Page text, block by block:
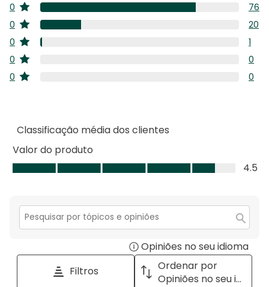
0
estrelas
76
76
com
5
0
estrelas
20
20
com
4
0
estrelas
1
1
com
0
estrelas
0
0
0
estrelas
0
Classificação média dos clientes
Valor do produto
Valor
4.5
em
4.5
Secção
Opiniões no seu idioma
a
Filtros
Ordenar por
Opiniões no seu idioma